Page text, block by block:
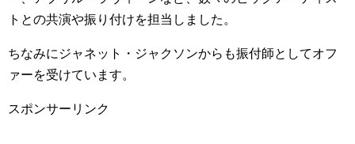
トとの共演や振り付けを担当しました。
ちなみにジャネット・ジャクソンからも振付師としてオフ
ァーを受けています。
スポンサーリンク